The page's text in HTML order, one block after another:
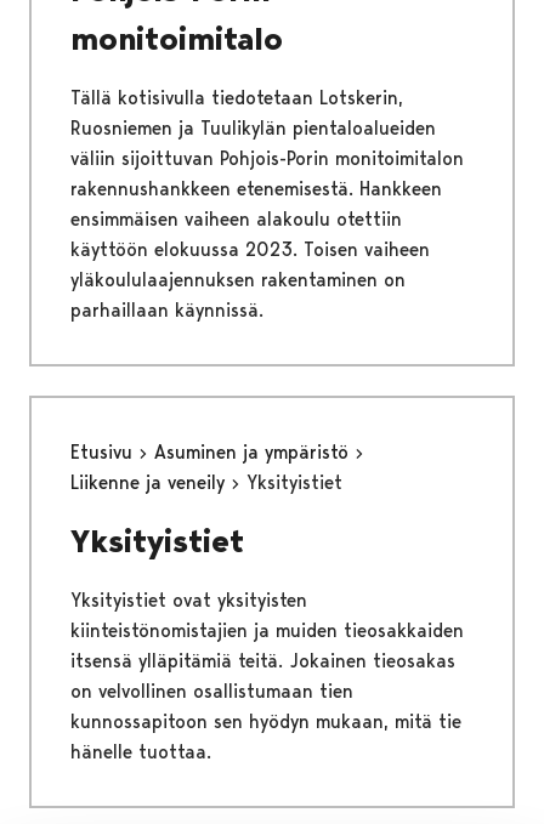
monitoimitalo
Tällä kotisivulla tiedotetaan Lotskerin,
Ruosniemen ja Tuulikylän pientaloalueiden
väliin sijoittuvan Pohjois-Porin monitoimitalon
rakennushankkeen etenemisestä. Hankkeen
ensimmäisen vaiheen alakoulu otettiin
käyttöön elokuussa 2023. Toisen vaiheen
yläkoululaajennuksen rakentaminen on
parhaillaan käynnissä.
Etusivu
Asuminen ja ympäristö
Liikenne ja veneily
Yksityistiet
Yksityistiet
Yksityistiet ovat yksityisten
kiinteistönomistajien ja muiden tieosakkaiden
itsensä ylläpitämiä teitä. Jokainen tieosakas
on velvollinen osallistumaan tien
kunnossapitoon sen hyödyn mukaan, mitä tie
hänelle tuottaa.